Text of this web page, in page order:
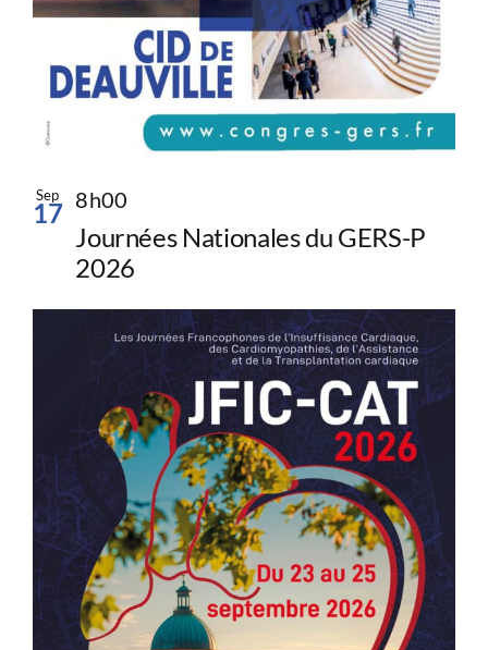
Sep
17
Journées Nationales du GERS-P
2026
8h00